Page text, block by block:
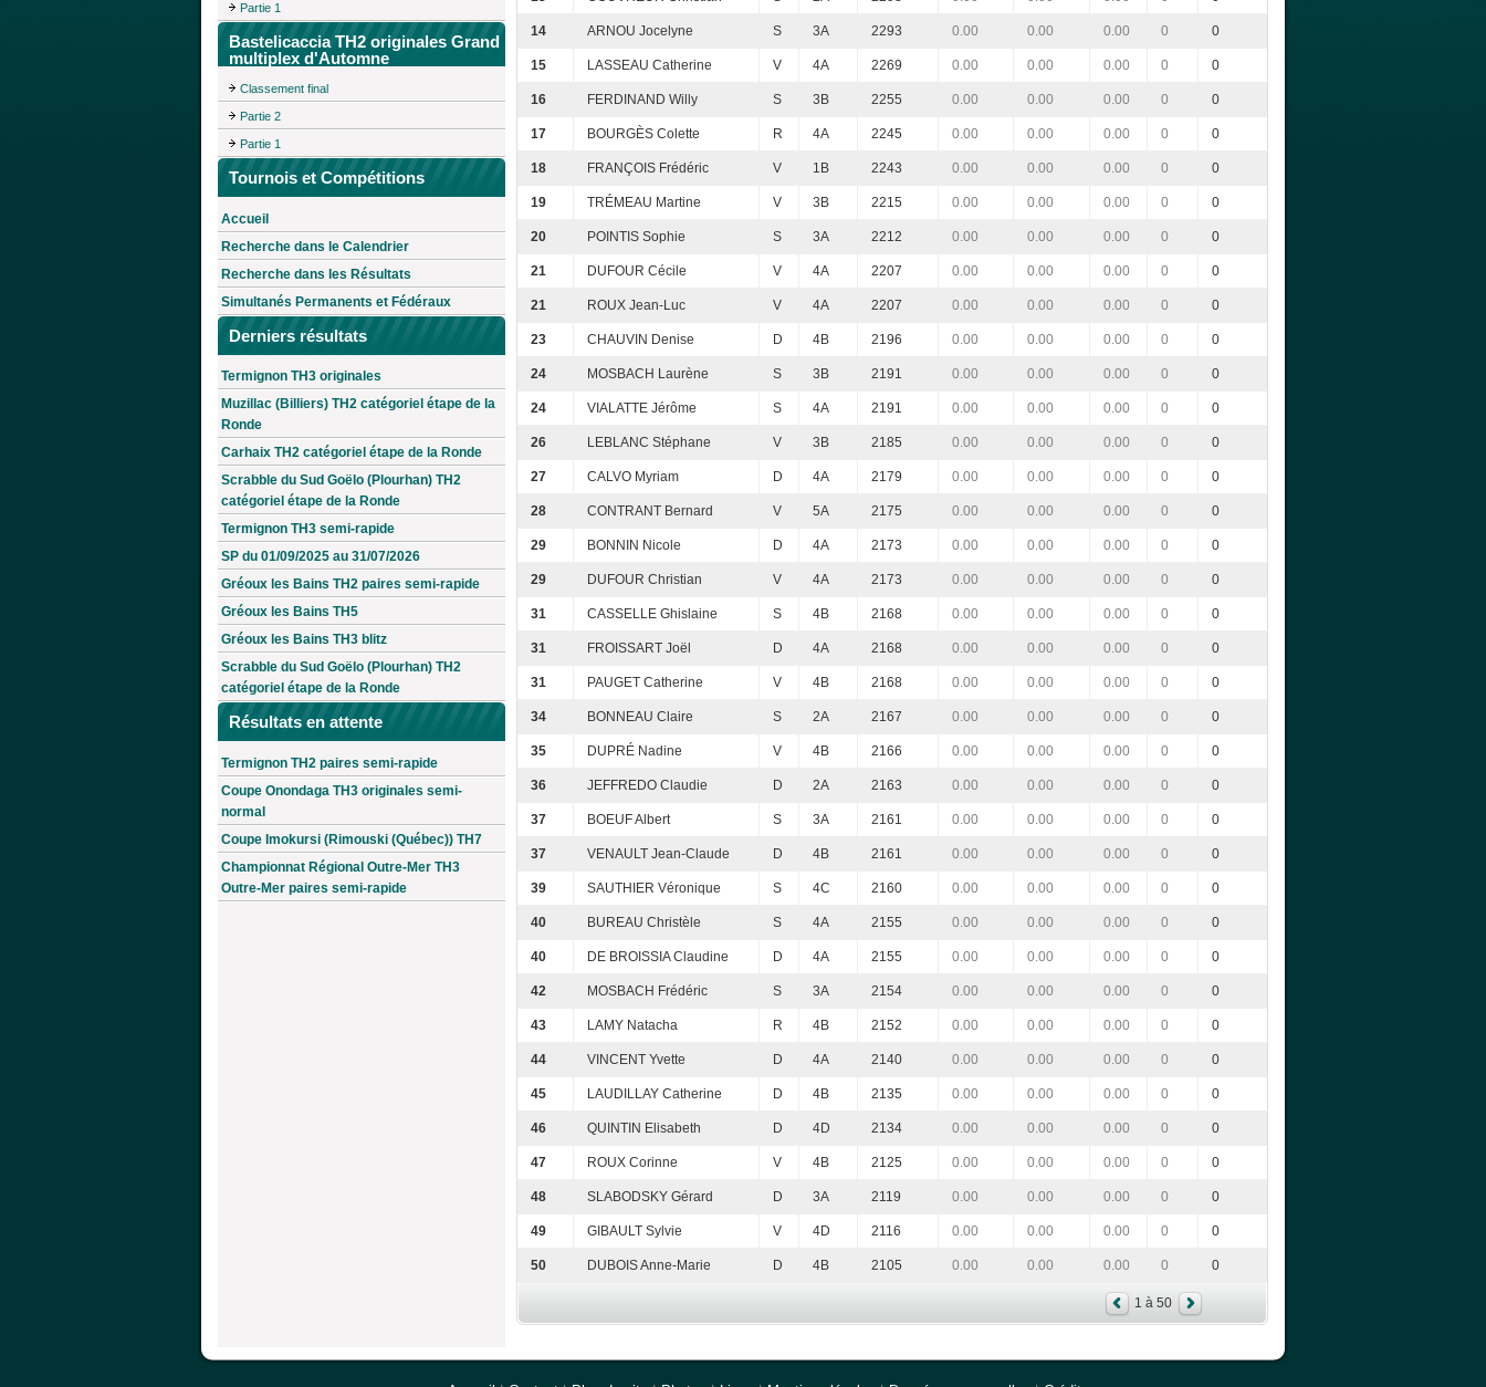
Partie 1
Bastelicaccia TH2 originales Grand
multiplex d'Automne
Classement final
Partie 2
Partie 1
Tournois et Compétitions
Accueil
Recherche dans le Calendrier
Recherche dans les Résultats
Simultanés Permanents et Fédéraux
Derniers résultats
Termignon TH3 originales
Muzillac (Billiers) TH2 catégoriel étape de la
Ronde
Carhaix TH2 catégoriel étape de la Ronde
Scrabble du Sud Goëlo (Plourhan) TH2
catégoriel étape de la Ronde
Termignon TH3 semi-rapide
SP du 01/09/2025 au 31/07/2026
Gréoux les Bains TH2 paires semi-rapide
Gréoux les Bains TH5
Gréoux les Bains TH3 blitz
Scrabble du Sud Goëlo (Plourhan) TH2
catégoriel étape de la Ronde
Résultats en attente
Termignon TH2 paires semi-rapide
Coupe Onondaga TH3 originales semi-
normal
Coupe Imokursi (Rimouski (Québec)) TH7
Championnat Régional Outre-Mer TH3
Outre-Mer paires semi-rapide
14 ARNOU Jocelyne S 3A 2293 0.00 0.00 0.00 0 0
15 LASSEAU Catherine V 4A 2269 0.00 0.00 0.00 0 0
16 FERDINAND Willy S 3B 2255 0.00 0.00 0.00 0 0
17 BOURGÈS Colette R 4A 2245 0.00 0.00 0.00 0 0
18 FRANÇOIS Frédéric V 1B 2243 0.00 0.00 0.00 0 0
19 TRÉMEAU Martine V 3B 2215 0.00 0.00 0.00 0 0
20 POINTIS Sophie S 3A 2212 0.00 0.00 0.00 0 0
21 DUFOUR Cécile V 4A 2207 0.00 0.00 0.00 0 0
21 ROUX Jean-Luc V 4A 2207 0.00 0.00 0.00 0 0
23 CHAUVIN Denise D 4B 2196 0.00 0.00 0.00 0 0
24 MOSBACH Laurène S 3B 2191 0.00 0.00 0.00 0 0
24 VIALATTE Jérôme S 4A 2191 0.00 0.00 0.00 0 0
26 LEBLANC Stéphane V 3B 2185 0.00 0.00 0.00 0 0
27 CALVO Myriam D 4A 2179 0.00 0.00 0.00 0 0
28 CONTRANT Bernard V 5A 2175 0.00 0.00 0.00 0 0
29 BONNIN Nicole D 4A 2173 0.00 0.00 0.00 0 0
29 DUFOUR Christian V 4A 2173 0.00 0.00 0.00 0 0
31 CASSELLE Ghislaine S 4B 2168 0.00 0.00 0.00 0 0
31 FROISSART Joël D 4A 2168 0.00 0.00 0.00 0 0
31 PAUGET Catherine V 4B 2168 0.00 0.00 0.00 0 0
34 BONNEAU Claire S 2A 2167 0.00 0.00 0.00 0 0
35 DUPRÉ Nadine V 4B 2166 0.00 0.00 0.00 0 0
36 JEFFREDO Claudie D 2A 2163 0.00 0.00 0.00 0 0
37 BOEUF Albert S 3A 2161 0.00 0.00 0.00 0 0
37 VENAULT Jean-Claude D 4B 2161 0.00 0.00 0.00 0 0
39 SAUTHIER Véronique S 4C 2160 0.00 0.00 0.00 0 0
40 BUREAU Christèle S 4A 2155 0.00 0.00 0.00 0 0
40 DE BROISSIA Claudine D 4A 2155 0.00 0.00 0.00 0 0
42 MOSBACH Frédéric S 3A 2154 0.00 0.00 0.00 0 0
43 LAMY Natacha R 4B 2152 0.00 0.00 0.00 0 0
44 VINCENT Yvette D 4A 2140 0.00 0.00 0.00 0 0
45 LAUDILLAY Catherine D 4B 2135 0.00 0.00 0.00 0 0
46 QUINTIN Elisabeth D 4D 2134 0.00 0.00 0.00 0 0
47 ROUX Corinne V 4B 2125 0.00 0.00 0.00 0 0
48 SLABODSKY Gérard D 3A 2119 0.00 0.00 0.00 0 0
49 GIBAULT Sylvie V 4D 2116 0.00 0.00 0.00 0 0
50 DUBOIS Anne-Marie D 4B 2105 0.00 0.00 0.00 0 0
1 à 50